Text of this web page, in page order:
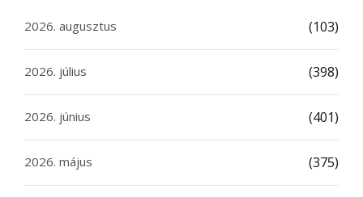
2026. augusztus (103)
2026. július (398)
2026. június (401)
2026. május (375)